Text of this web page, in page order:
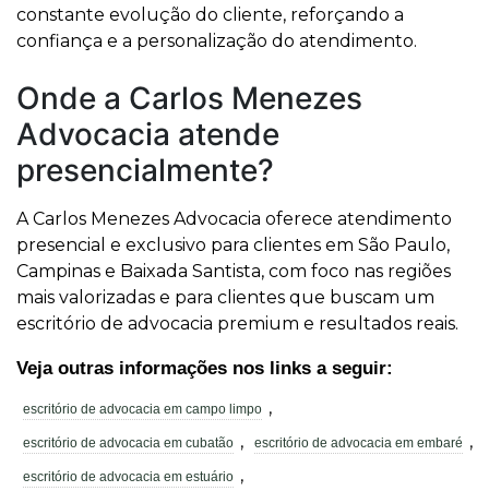
constante evolução do cliente, reforçando a
confiança e a personalização do atendimento.
Onde a Carlos Menezes
Advocacia atende
presencialmente?
A Carlos Menezes Advocacia oferece atendimento
presencial e exclusivo para clientes em São Paulo,
Campinas e Baixada Santista, com foco nas regiões
mais valorizadas e para clientes que buscam um
escritório de advocacia premium e resultados reais.
Veja outras informações nos links a seguir:
escritório de advocacia em campo limpo ,
escritório de advocacia em cubatão , escritório de advocacia em embaré ,
escritório de advocacia em estuário ,